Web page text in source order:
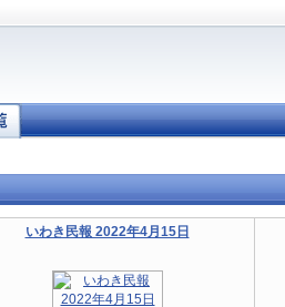
いわき民報 2022年4月15日